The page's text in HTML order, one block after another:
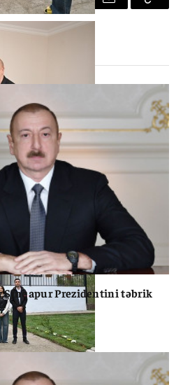
LinkedInTumblr Email
Copy
Sinqapur Prezidentini təbrik